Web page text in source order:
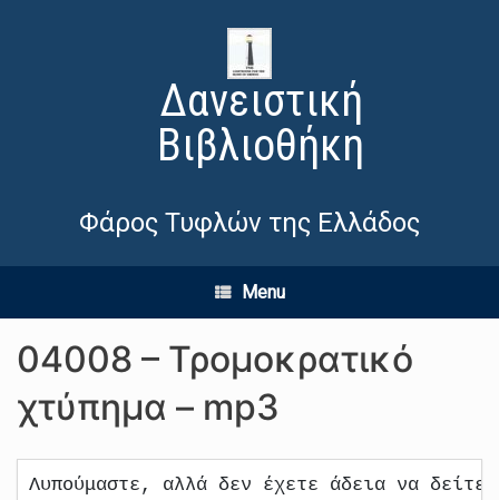
Δανειστική
Βιβλιοθήκη
Φάρος Τυφλών της Ελλάδος
Menu
04008 – Τρομοκρατικό
χτύπημα – mp3
Λυπούμαστε, αλλά δεν έχετε άδεια να δείτε